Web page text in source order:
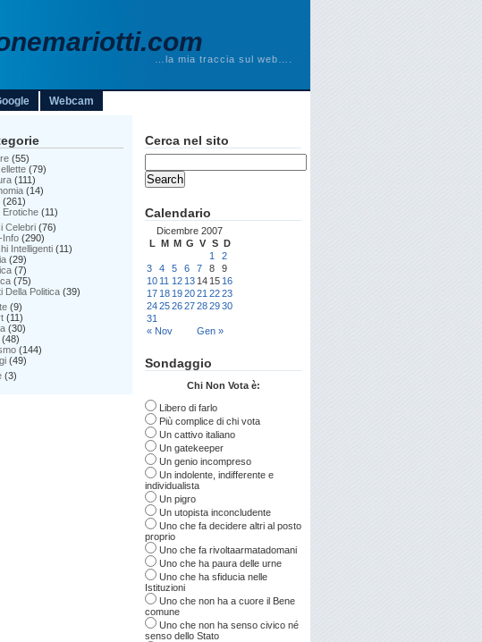
…la mia traccia sul web….
Webcam
(55)
(79)
(111)
(14)
(261)
Erotiche (11)
Celebri (76)
Info (290)
Intelligenti (11)
(29)
(7)
(75)
Della Politica (39)
(9)
(11)
(30)
(48)
(144)
(49)
(3)
Cerca nel sito
Calendario
Dicembre 2007
L M M G V S D
« Nov Gen »
1
2
3
4 5 6 7 8
9
10 11 12 13 14 15 16
17 18 192021 2223
24252627282930
31
Sondaggio
Chi Non Vota è:
Libero di farlo
Più complice di chi vota
Un cattivo italiano
Un gatekeeper
Un genio incompreso
Un indolente, indifferente e
individualista
Un pigro
Un utopista inconcludente
Uno che fa decidere altri al posto
proprio
Uno che fa rivoltaarmatadomani
Uno che ha paura delle urne
Uno che ha sfiducia nelle
Istituzioni
Uno che non ha a cuore il Bene
comune
Uno che non ha senso civico né
senso dello Stato